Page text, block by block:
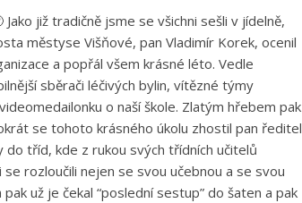
již tradičně jsme se všichni sešli v jídelně,
městyse Višňové, pan Vladimír Korek, ocenil
a popřál všem krásné léto. Vedle
sběrači léčivých bylin, vítězné týmy
o naší škole. Zlatým hřebem pak
se tohoto krásného úkolu zhostil pan ředitel
tříd, kde z rukou svých třídních učitelů
rozloučili nejen se svou učebnou a se svou
už je čekal “poslední sestup” do šaten a pak